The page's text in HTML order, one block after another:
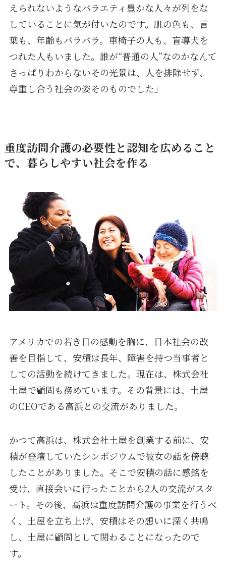
えられないようなバラエティ豊かな人々が列をな
していることに気が付いたのです。肌の色も、言
葉も、年齢もバラバラ。車椅子の人も、盲導犬を
つれた人もいました。誰が“普通の人”なのかなんて
さっぱりわからないその光景は、人を排除せず、
尊重し合う社会の姿そのものでした」
重度訪問介護の必要性と認知を広めること
で、暮らしやすい社会を作る
アメリカでの若き日の感動を胸に、日本社会の改
善を目指して、安積は長年、障害を持つ当事者と
しての活動を続けてきました。現在は、株式会社
土屋で顧問も務めています。その背景には、土屋
のCEOである高浜との交流がありました。
かつて高浜は、株式会社土屋を創業する前に、安
積が登壇していたシンポジウムで彼女の話を傍聴
したことがありました。そこで安積の話に感銘を
受け、直接会いに行ったことから2人の交流がスタ
ート。その後、高浜は重度訪問介護の事業を行うべ
く、土屋を立ち上げ、安積はその想いに深く共鳴
し、土屋に顧問として関わることになったので
す。